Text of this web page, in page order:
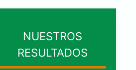
NUESTROS
RESULTADOS